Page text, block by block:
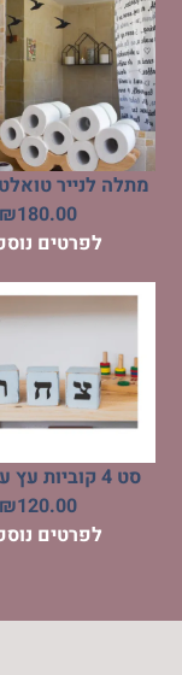
מתלה לנייר
₪180.00
לפרטים
סט 4 קוביות עץ עם כיתוב
₪120.00
לפרטים